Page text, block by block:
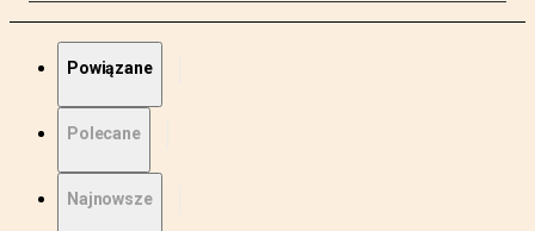
Powiązane
Polecane
Najnowsze